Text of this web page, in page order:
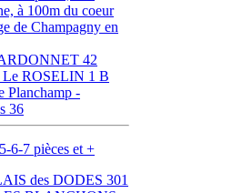
à 100m du coeur
de Champagny en
42
Le ROSELIN 1 B
Planchamp -
36
6-7 pièces et +
des DODES 301